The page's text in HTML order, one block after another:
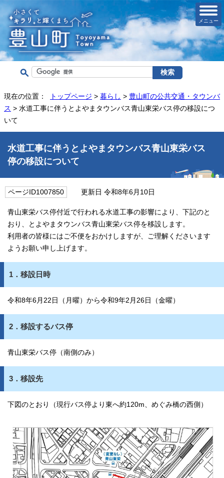
メニュー
現在の位置： トップページ > 暮らし > 豊山町の公共交通・タウンバ
ス > 水道工事に伴うとよやまタウンバス青山東栄バス停の移設につ
いて
水道工事に伴うとよやまタウンバス青山東栄バス
停の移設について
ページID1007850 更新日 令和8年6月10日
青山東栄バス停付近で行われる水道工事の影響により、下記のと
おり、とよやまタウンバス青山東栄バス停を移設します。
利用者の皆様にはご不便をおかけしますが、ご理解くださいます
ようお願い申し上げます。
1．移設日時
令和8年6月22日（月曜）から令和9年2月26日（金曜）
2．移設するバス停
青山東栄バス停（南側のみ）
3．移設先
下図のとおり（現行バス停より東へ約120m、めぐみ橋の西側）